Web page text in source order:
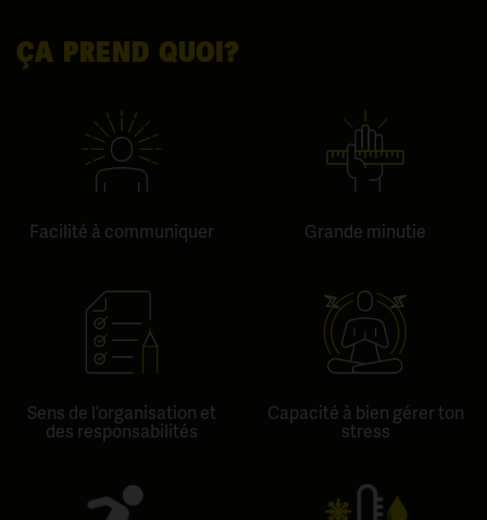
ÇA PREND QUOI?
Facilité à communiquer Grande minutie
Sens de l’organisation et
des responsabilités
Capacité à bien gérer ton
stress